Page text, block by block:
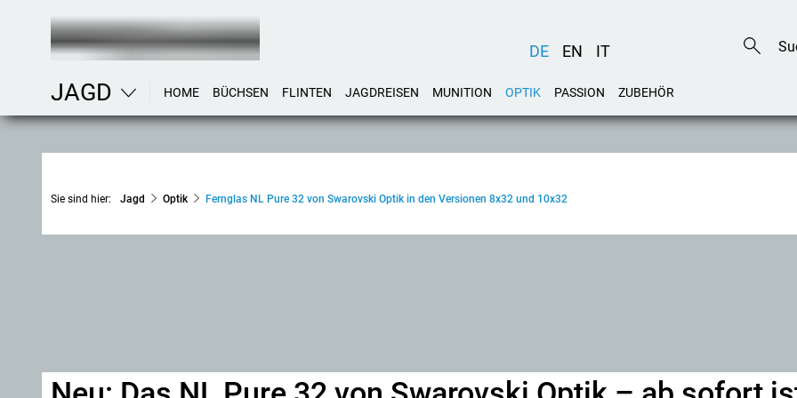
DE EN IT
JAGD HOME BÜCHSEN FLINTEN JAGDREISEN MUNITION OPTIK PASSION ZUBEHÖR
Sie sind hier: Jagd Optik Fernglas NL Pure 32 von Swarovski Optik in den Versionen 8x32 und 10x32